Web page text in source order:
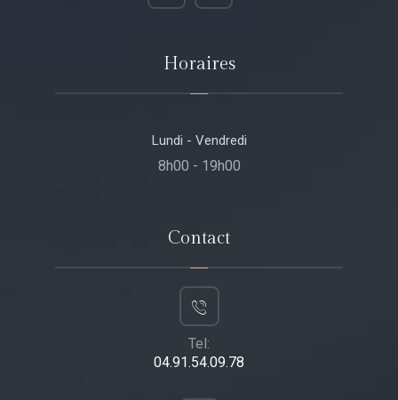
Horaires
Lundi - Vendredi
8h00 - 19h00
Contact
Tel:
04.91.54.09.78